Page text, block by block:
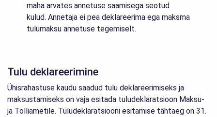
maha arvates annetuse saamisega seotud
kulud. Annetaja ei pea deklareerima ega maksma
tulumaksu annetuse tegemiselt.
Tulu deklareerimine
Ühisrahastuse kaudu saadud tulu deklareerimiseks ja
maksustamiseks on vaja esitada tuludeklaratsioon Maksu-
ja Tolliametile. Tuludeklaratsiooni esitamise tähtaeg on 31.